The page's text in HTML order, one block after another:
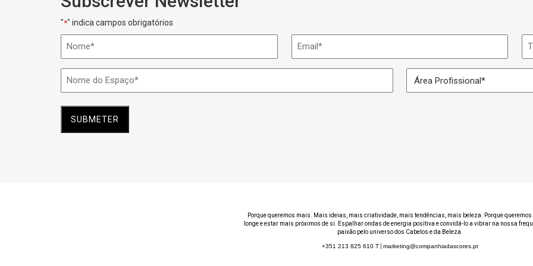
"*" indica campos obrigatórios
Nome Email
Nome
do
Área
Profissional
Porque queremos mais. Mais ideias, mais criatividade, mais tendências, mais beleza. Porque
longe e estar mais próximos de si. Espalhar ondas de energia positiva e convidá-lo a vibrar na nossa
paixão pelo universo dos Cabelos e da Beleza.
+351 213 825 610 T| marketing@companhiadascores.pt